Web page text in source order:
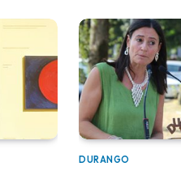
DURANGO